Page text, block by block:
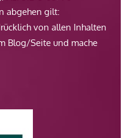
abgehen gilt:
von allen Inhalten
Blog/Seite und mache